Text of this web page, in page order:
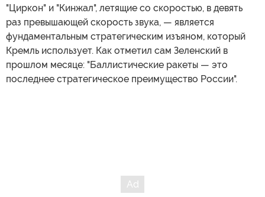
"Циркон" и "Кинжал", летящие со скоростью, в девять
раз превышающей скорость звука, — является
фундаментальным стратегическим изъяном, который
Кремль использует. Как отметил сам Зеленский в
прошлом месяце: "Баллистические ракеты — это
последнее стратегическое преимущество России".